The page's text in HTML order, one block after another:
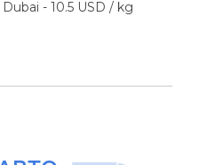
Dubai - 10.5 USD / kg